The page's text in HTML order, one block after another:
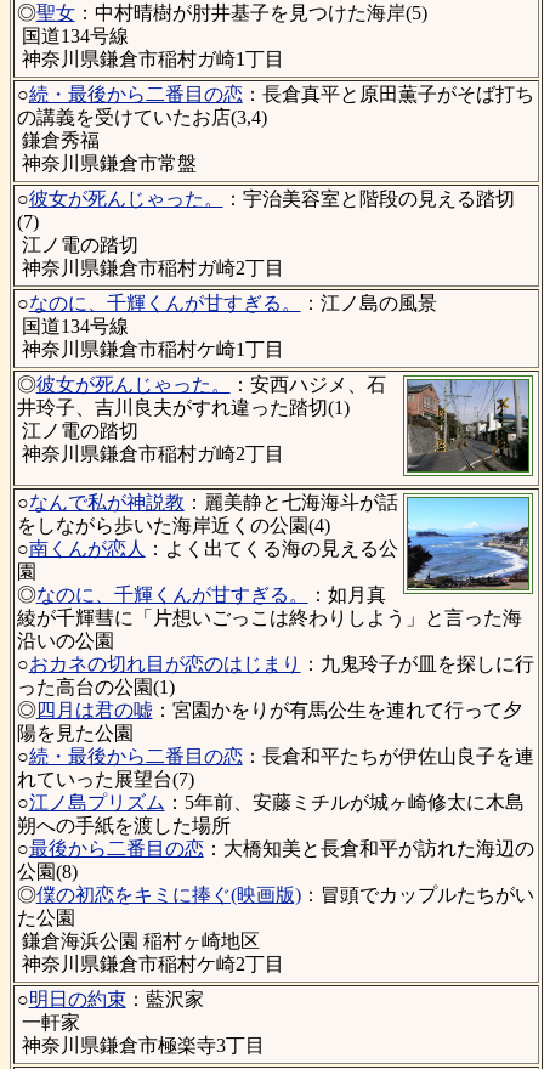
◎聖女：中村晴樹が肘井基子を見つけた海岸(5)
国道134号線
神奈川県鎌倉市稲村ガ崎1丁目
○続・最後から二番目の恋：長倉真平と原田薫子がそば打ち
の講義を受けていたお店(3,4)
鎌倉秀福
神奈川県鎌倉市常盤
○彼女が死んじゃった。
：宇治美容室と階段の見える踏切
(7)
江ノ電の踏切
神奈川県鎌倉市稲村ガ崎2丁目
○なのに、千輝くんが甘すぎる。
：江ノ島の風景
国道134号線
神奈川県鎌倉市稲村ケ崎1丁目
◎彼女が死んじゃった。
：安西ハジメ、石
井玲子、吉川良夫がすれ違った踏切(1)
江ノ電の踏切
神奈川県鎌倉市稲村ガ崎2丁目
○なんで私が神説教 ：麗美静と七海海斗が話
をしながら歩いた海岸近くの公園(4)
○南くんが恋人
：よく出てくる海の見える公
園
◎なのに、千輝くんが甘すぎる。
：如月真
綾が千輝彗に「片想いごっこは終わりしよう」と言った海
沿いの公園
○おカネの切れ目が恋のはじまり
：九鬼玲子が皿を探しに行
った高台の公園(1)
◎四月は君の嘘 ：宮園かをりが有馬公生を連れて行って夕
陽を見た公園
○続・最後から二番目の恋：長倉和平たちが伊佐山良子を連
れていった展望台(7)
○江ノ島プリズム ：5年前、安藤ミチルが城ヶ崎修太に木島
朔への手紙を渡した場所
○最後から二番目の恋：大橋知美と長倉和平が訪れた海辺の
公園(8)
◎僕の初恋をキミに捧ぐ(映画版)：冒頭でカップルたちがい
た公園
鎌倉海浜公園 稲村ヶ崎地区
神奈川県鎌倉市稲村ケ崎2丁目
○明日の約束 ：藍沢家
一軒家
神奈川県鎌倉市極楽寺3丁目